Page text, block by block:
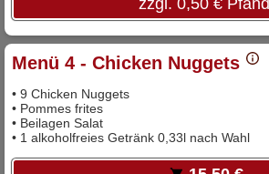
zzgl. 0,50 € Pfand
Menü 4 - Chicken Nuggets
• 9 Chicken Nuggets
• Pommes frites
• Beilagen Salat
• 1 alkoholfreies Getränk 0,33l nach Wahl